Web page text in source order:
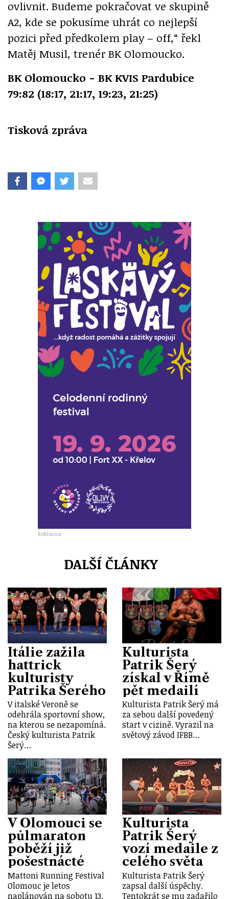
ovlivnit. Budeme pokračovat ve skupině
A2, kde se pokusíme uhrát co nejlepší
pozici před předkolem play – off,“ řekl
Matěj Musil, trenér BK Olomoucko.
BK Olomoucko - BK KVIS Pardubice
79:82 (18:17, 21:17, 19:23, 21:25)
Tisková zpráva
Reklama
DALŠÍ ČLÁNKY
Itálie zažila
hattrick
kulturisty
Patrika Šerého
V italské Veroně se
odehrála sportovní show,
na kterou se nezapomíná.
Český kulturista Patrik
Šerý…
Kulturista
Patrik Šerý
získal v Římě
pět medailí
Kulturista Patrik Šerý má
za sebou další povedený
start v cizině. Vyrazil na
světový závod IFBB…
V Olomouci se
půlmaraton
poběží již
pošestnácté
Mattoni Running Festival
Olomouc je letos
naplánován na sobotu 13.
Kulturista
Patrik Šerý
vozí medaile z
celého světa
Kulturista Patrik Šerý
zapsal další úspěchy.
Tentokrát se mu zadařilo